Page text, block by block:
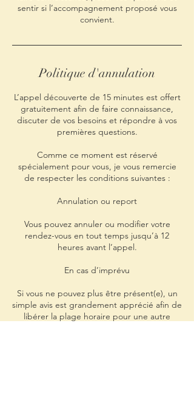
sentir si l’accompagnement proposé vous
convient.
Politique d'annulation
L’appel découverte de 15 minutes est offert
gratuitement afin de faire connaissance,
discuter de vos besoins et répondre à vos
premières questions.
Comme ce moment est réservé
spécialement pour vous, je vous remercie
de respecter les conditions suivantes :
Annulation ou report
Vous pouvez annuler ou modifier votre
rendez-vous en tout temps jusqu’à 12
heures avant l’appel.
En cas d’imprévu
Si vous ne pouvez plus être présent(e), un
simple avis est grandement apprécié afin de
libérer la plage horaire pour une autre